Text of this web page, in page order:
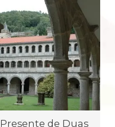
Presente de Duas